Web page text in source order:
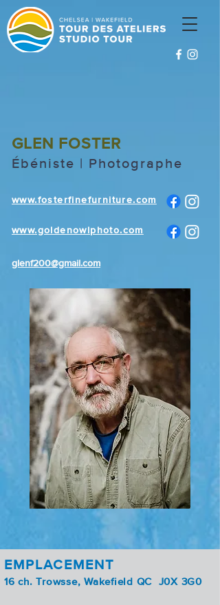
GLEN FOSTER
Ébéniste | Photographe
www.fosterfinefurniture.com
www.goldenowlphoto.com
glenf200@gmail.com
EMPLACEMENT
16 ch. Trowsse, Wakefield QC J0X 3G0